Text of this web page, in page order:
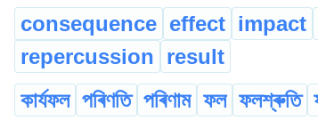
consequence effect impact
repercussion result
কাৰ্যফল পৰিণতি পৰিণাম ফল ফলশ্ৰুতি